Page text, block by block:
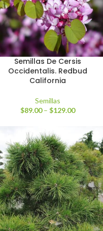
Semillas De Cersis
Occidentalis. Redbud
California
Semillas
$89.00 – $129.00